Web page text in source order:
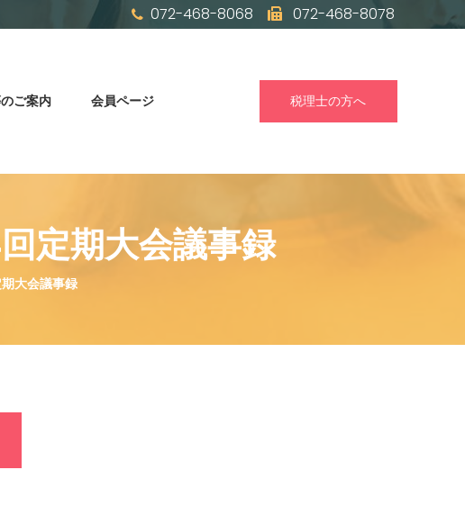
072-468-8068 072-468-8078
ご案内 会員ページ 税理士の方へ
定期大会議事録
大会議事録